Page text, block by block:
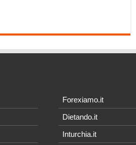
Forexiamo.it
Dietando.it
Inturchia.it